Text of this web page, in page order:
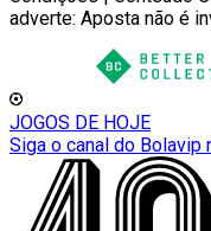
adverte: Aposta não é
JOGOS DE HOJE
Siga o canal do Bolavip